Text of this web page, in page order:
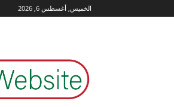
الخميس, أغسطس 6, 2026